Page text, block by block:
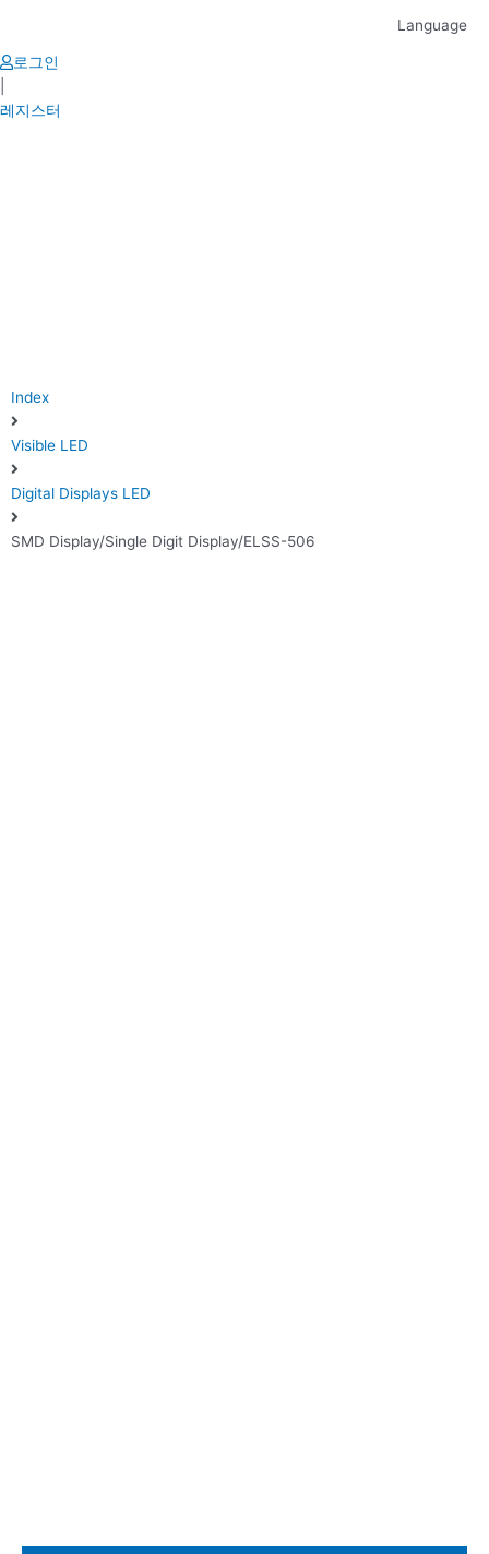
content
Language
로그인
레지스터
Index
Visible LED
Digital Displays LED
SMD Display/Single Digit Display/ELSS-506